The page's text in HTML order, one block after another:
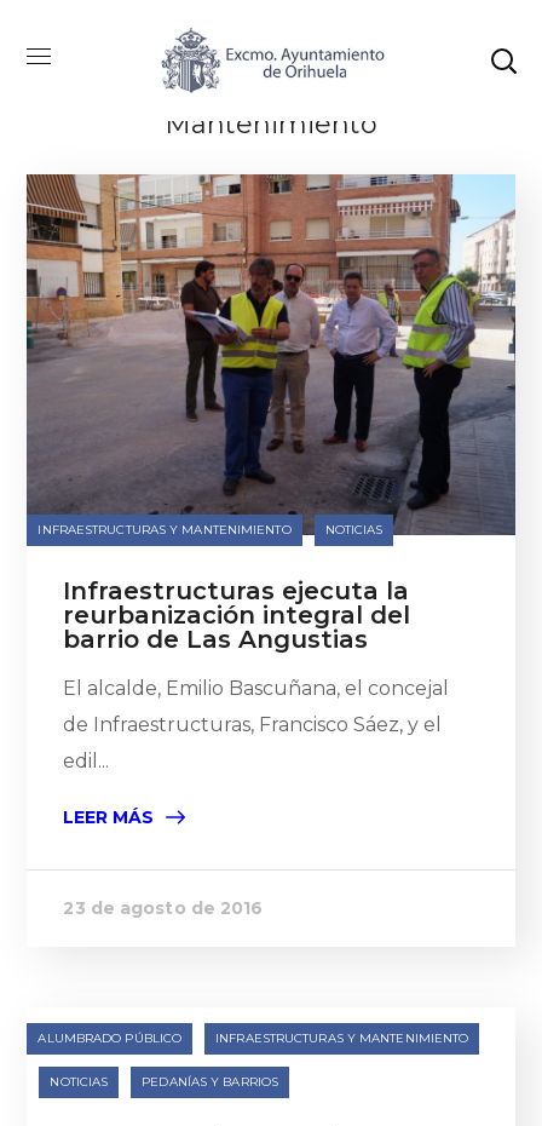
Categoría: Infraestructuras Y
Mantenimiento
INFRAESTRUCTURAS Y MANTENIMIENTO NOTICIAS
Infraestructuras ejecuta la
reurbanización integral del
barrio de Las Angustias
El alcalde, Emilio Bascuñana, el concejal
de Infraestructuras, Francisco Sáez, y el
edil...
LEER MÁS
23 de agosto de 2016
ALUMBRADO PÚBLICO INFRAESTRUCTURAS Y MANTENIMIENTO
NOTICIAS PEDANÍAS Y BARRIOS